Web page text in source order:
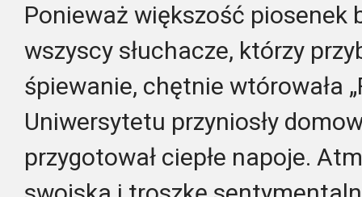
Ponieważ większość piosenek
wszyscy słuchacze, którzy
śpiewanie, chętnie wtórowała
Uniwersytetu przyniosły
przygotował ciepłe napoje.